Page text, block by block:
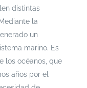
distintas
la
un
marino. Es
los océanos, que
años por el